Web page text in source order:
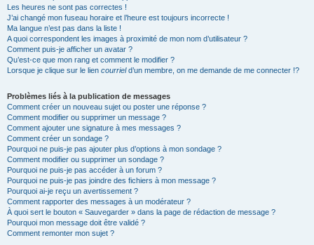
Les heures ne sont pas correctes !
J’ai changé mon fuseau horaire et l’heure est toujours incorrecte !
Ma langue n’est pas dans la liste !
A quoi correspondent les images à proximité de mon nom d’utilisateur ?
Comment puis-je afficher un avatar ?
Qu’est-ce que mon rang et comment le modifier ?
Lorsque je clique sur le lien courrield’un membre, on me demande de me connecter !?
Problèmes liés à la publication de messages
Comment créer un nouveau sujet ou poster une réponse ?
Comment modifier ou supprimer un message ?
Comment ajouter une signature à mes messages ?
Comment créer un sondage ?
Pourquoi ne puis-je pas ajouter plus d’options à mon sondage ?
Comment modifier ou supprimer un sondage ?
Pourquoi ne puis-je pas accéder à un forum ?
Pourquoi ne puis-je pas joindre des fichiers à mon message ?
Pourquoi ai-je reçu un avertissement ?
Comment rapporter des messages à un modérateur ?
À quoi sert le bouton « Sauvegarder » dans la page de rédaction de message ?
Pourquoi mon message doit être validé ?
Comment remonter mon sujet ?